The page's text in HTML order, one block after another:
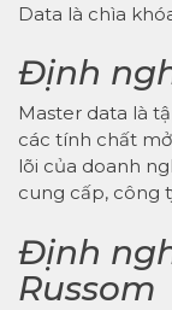
Data là chìa
Định
Master data là
các tính chất
lõi của doanh
cung cấp, công
Định
Russom